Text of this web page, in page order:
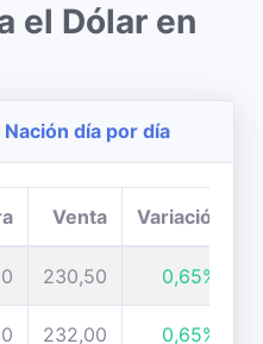
el Dólar en
día por día
Venta Variación
230,50 0,65%
232,00 0,65%